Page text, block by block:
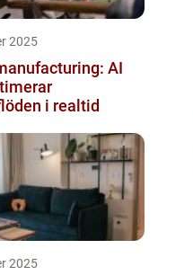
2025
AI
i realtid
2025